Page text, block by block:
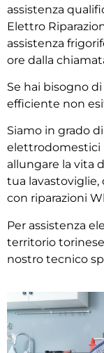
assistenza
Elettro
assistenza
ore dalla
Se hai bisogno
efficiente non
Siamo in grado
elettrodomestici
allungare la vita
tua
con riparazioni
Per assistenza
territorio
nostro tecnico